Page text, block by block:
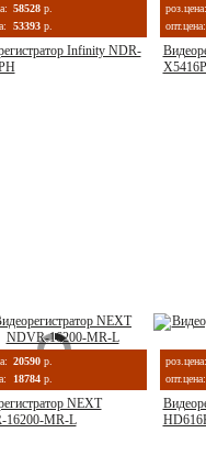
58528 р.
53393 р.
Infinity NDR-
роз.цена:
опт.цена:
X5416P
20590 р.
18784 р.
NEXT
16200-MR-L
роз.цена:
опт.цена: